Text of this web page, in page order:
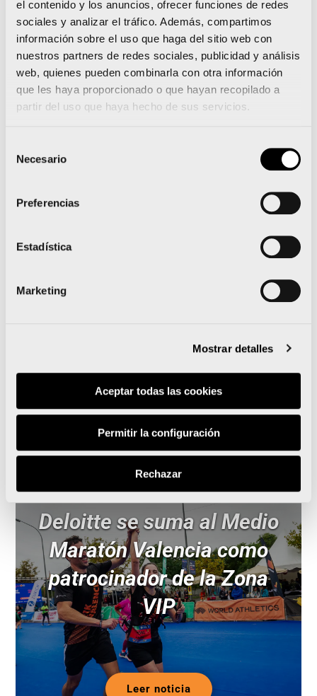
el contenido y los anuncios, ofrecer funciones de redes
sociales y analizar el tráfico. Además, compartimos
información sobre el uso que haga del sitio web con
nuestros partners de redes sociales, publicidad y análisis
web, quienes pueden combinarla con otra información
que les haya proporcionado o que hayan recopilado a
partir del uso que haya hecho de sus servicios.
Necesario
Preferencias
Estadística
Marketing
Mostrar detalles
Aceptar todas las cookies
Permitir la configuración
Rechazar
Luanvi presenta la camiseta de los 20.000
corredores del Medio Maratón Valencia
Runna se convierte en el
training partner del Medio
y el Maratón Valencia
Leer noticia
Deloitte se suma al Medio
Maratón Valencia como
patrocinador de la Zona
VIP
Leer noticia